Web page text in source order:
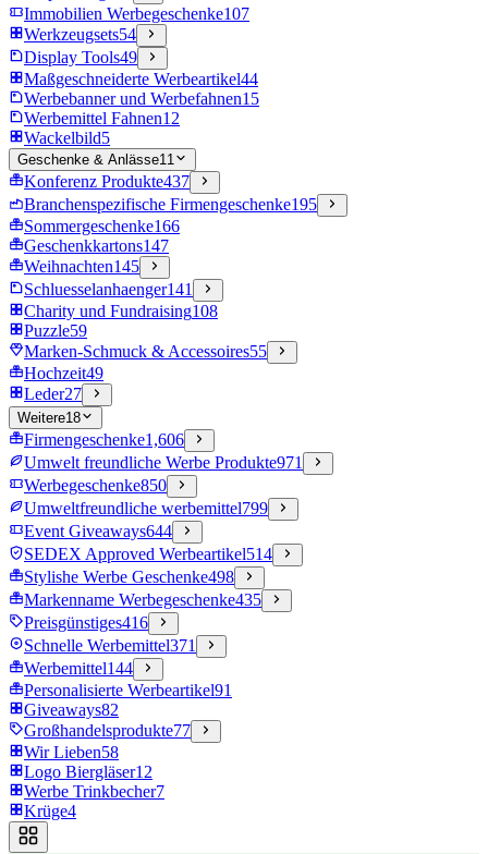
Immobilien Werbegeschenke107
Werkzeugsets54
Display Tools49
Maßgeschneiderte Werbeartikel44
Werbebanner und Werbefahnen15
Werbemittel Fahnen12
Wackelbild5
Geschenke & Anlässe11
Konferenz Produkte437
Branchenspezifische Firmengeschenke195
Sommergeschenke166
Geschenkkartons147
Weihnachten145
Schluesselanhaenger141
Charity und Fundraising108
Puzzle59
Marken-Schmuck & Accessoires55
Hochzeit49
Leder27
Weitere18
Firmengeschenke1,606
Umwelt freundliche Werbe Produkte971
Werbegeschenke850
Umweltfreundliche werbemittel799
Event Giveaways644
SEDEX Approved Werbeartikel514
Stylishe Werbe Geschenke498
Markenname Werbegeschenke435
Preisgünstiges416
Schnelle Werbemittel371
Werbemittel144
Personalisierte Werbeartikel91
Giveaways82
Großhandelsprodukte77
Wir Lieben58
Logo Biergläser12
Werbe Trinkbecher7
Krüge4